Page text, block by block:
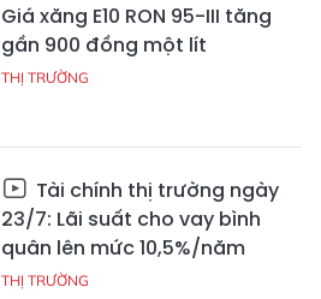
Giá xăng E10 RON 95-III tăng
gần 900 đồng một lít
THỊ TRƯỜNG
Tài chính thị trường ngày
23/7: Lãi suất cho vay bình
quân lên mức 10,5%/năm
THỊ TRƯỜNG